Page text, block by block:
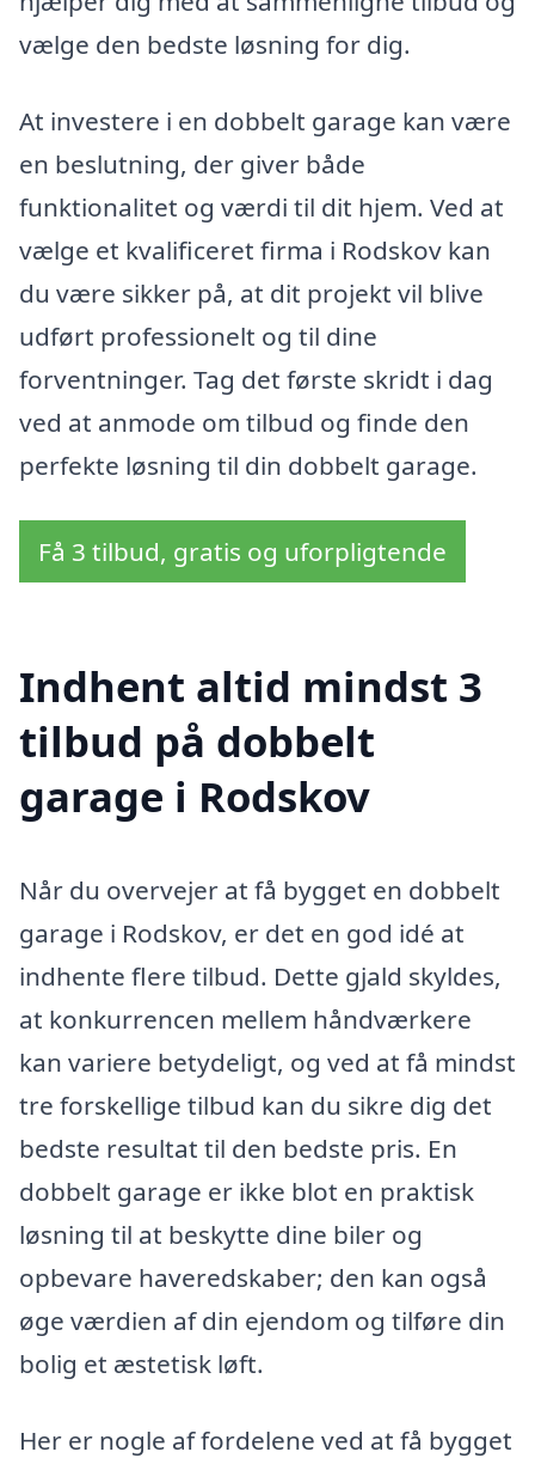
vælge den bedste løsning for dig.
At investere i en dobbelt garage kan være
en beslutning, der giver både
funktionalitet og værdi til dit hjem. Ved at
vælge et kvalificeret firma i Rodskov kan
du være sikker på, at dit projekt vil blive
udført professionelt og til dine
forventninger. Tag det første skridt i dag
ved at anmode om tilbud og finde den
perfekte løsning til din dobbelt garage.
Få 3 tilbud, gratis og uforpligtende
Indhent altid mindst 3
tilbud på dobbelt
garage i Rodskov
Når du overvejer at få bygget en dobbelt
garage i Rodskov, er det en god idé at
indhente flere tilbud. Dette gjald skyldes,
at konkurrencen mellem håndværkere
kan variere betydeligt, og ved at få mindst
tre forskellige tilbud kan du sikre dig det
bedste resultat til den bedste pris. En
dobbelt garage er ikke blot en praktisk
løsning til at beskytte dine biler og
opbevare haveredskaber; den kan også
øge værdien af din ejendom og tilføre din
bolig et æstetisk løft.
Her er nogle af fordelene ved at få bygget